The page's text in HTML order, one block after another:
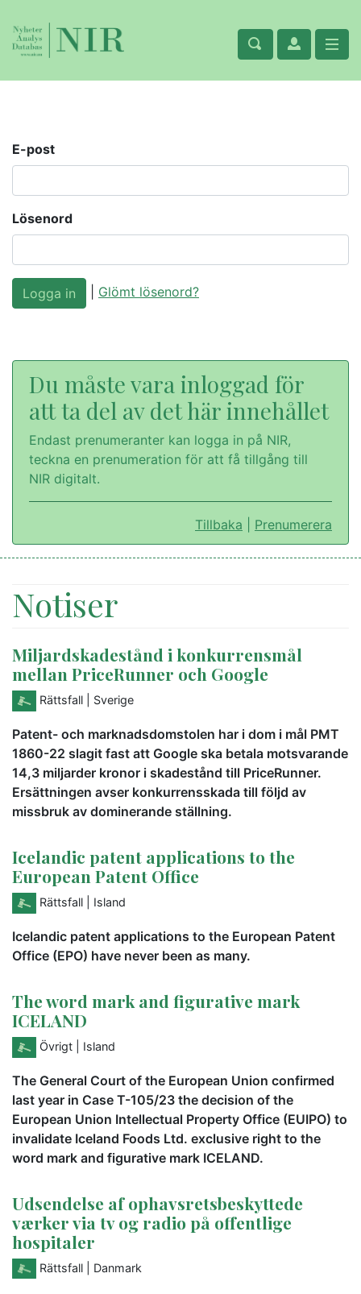
E-post
Lösenord
Glömt lösenord?
Du måste vara inloggad för
att ta del av det här innehållet
Endast prenumeranter kan logga in på NIR,
teckna en prenumeration för att få tillgång till
NIR digitalt.
Tillbaka Prenumerera
Notiser
Miljardskadestånd i konkurrensmål
mellan PriceRunner och Google
Rättsfall | Sverige
Patent- och marknadsdomstolen har i dom i mål PMT
1860-22 slagit fast att Google ska betala motsvarande
14,3 miljarder kronor i skadestånd till PriceRunner.
Ersättningen avser konkurrensskada till följd av
missbruk av dominerande ställning.
Icelandic patent applications to the
European Patent Office
Rättsfall | Island
Icelandic patent applications to the European Patent
Office (EPO) have never been as many.
The word mark and figurative mark
ICELAND
Övrigt | Island
The General Court of the European Union confirmed
last year in Case T-105/23 the decision of the
European Union Intellectual Property Office (EUIPO) to
invalidate Iceland Foods Ltd. exclusive right to the
word mark and figurative mark ICELAND.
Udsendelse af ophavsretsbeskyttede
værker via tv og radio på offentlige
hospitaler
Rättsfall | Danmark